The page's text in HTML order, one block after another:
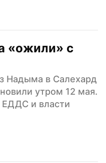
«ожили» с
Надыма в Салехард
утром 12 мая.
и власти